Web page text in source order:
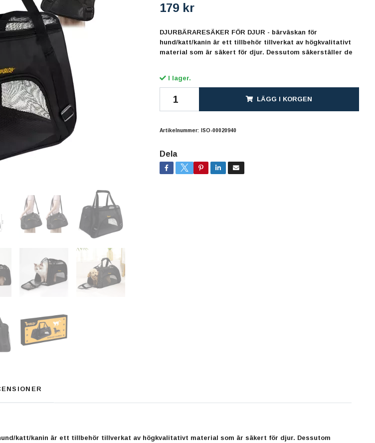
179 kr
DJURBÄRARESÄKER FÖR DJUR - bärväskan för
hund/katt/kanin är ett tillbehör tillverkat av högkvalitativt
material som är säkert för djur. Dessutom säkerställer de
I lager.
LÄGG I KORGEN
Artikelnummer: ISO-00020940
Dela
hund/katt/kanin är ett tillbehör tillverkat av högkvalitativt material som är säkert för djur. Dessutom